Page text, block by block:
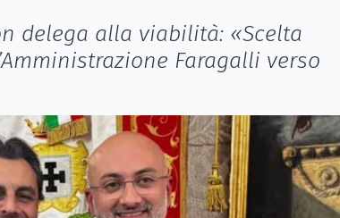
delega alla viabilità: «Scelta
Faragalli verso